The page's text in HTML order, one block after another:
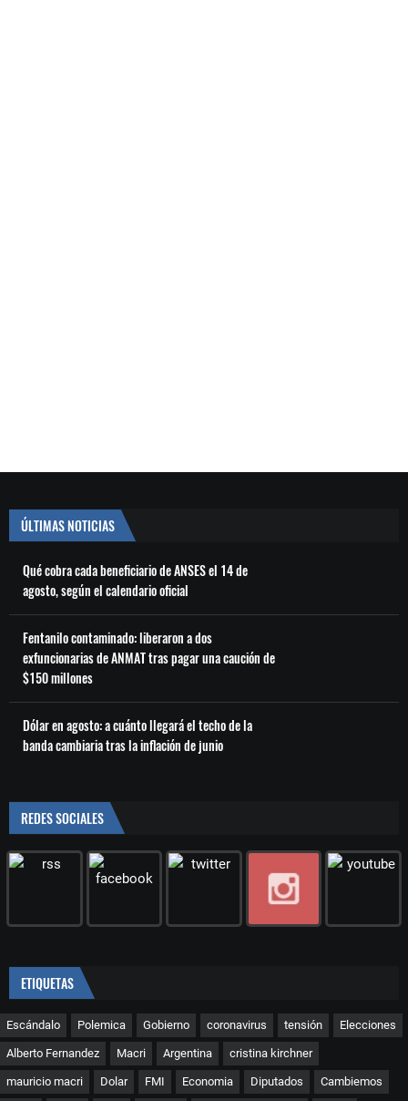
ÚLTIMAS NOTICIAS
Qué cobra cada beneficiario de ANSES el 14 de
agosto, según el calendario oficial
Fentanilo contaminado: liberaron a dos
exfuncionarias de ANMAT tras pagar una caución de
$150 millones
Dólar en agosto: a cuánto llegará el techo de la
banda cambiaria tras la inflación de junio
REDES SOCIALES
ETIQUETAS
Escándalo Polemica Gobierno coronavirus tensión Elecciones
Alberto Fernandez Macri Argentina cristina kirchner
mauricio macri Dolar FMI Economia Diputados Cambiemos